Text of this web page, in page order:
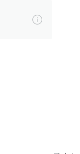
🌈✨
メラマンになりま